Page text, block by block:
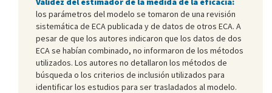
los parámetros del modelo se tomaron de una revisión
sistemática de ECA publicada y de datos de otros ECA. A
pesar de que los autores indicaron que los datos de dos
ECA se habían combinado, no informaron de los métodos
utilizados. Los autores no detallaron los métodos de
búsqueda o los criterios de inclusión utilizados para
identificar los estudios para ser trasladados al modelo.